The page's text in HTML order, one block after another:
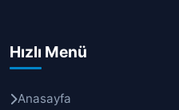
Hızlı Menü
Anasayfa